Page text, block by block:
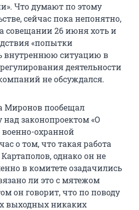
Что думают по этому
сейчас пока непонятно,
совещании 26 июня хоть и
«попытки
внутреннюю ситуацию в
деятельности
не обсуждался.
Миронов пообещал
законопроектом «О
охранной
о том, что такая работа
однако он не
в комитете озадачились
ли это с мятежом
он говорит, что по поводу
выходных никаких